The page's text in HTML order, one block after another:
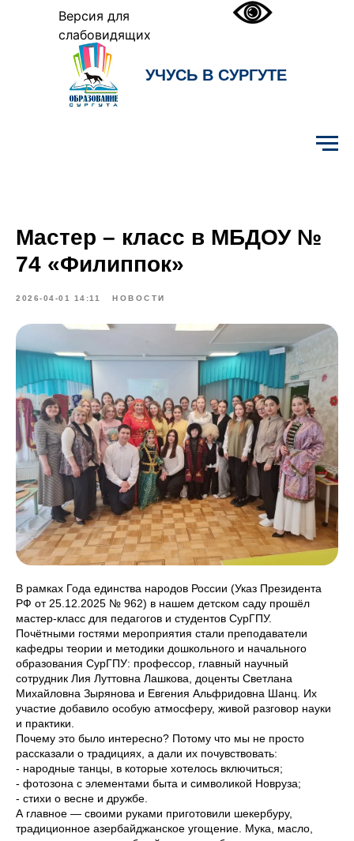
Версия для
слабовидящих
УЧУСЬ В СУРГУТЕ
Мастер – класс в МБДОУ №
74 «Филиппок»
2026-04-01 14:11 НОВОСТИ
В рамках Года единства народов России (Указ Президента
РФ от 25.12.2025 № 962) в нашем детском саду прошёл
мастер-класс для педагогов и студентов СурГПУ.
Почётными гостями мероприятия стали преподаватели
кафедры теории и методики дошкольного и начального
образования СурГПУ: профессор, главный научный
сотрудник Лия Луттовна Лашкова, доценты Светлана
Михайловна Зырянова и Евгения Альфридовна Шанц. Их
участие добавило особую атмосферу, живой разговор науки
и практики.
Почему это было интересно? Потому что мы не просто
рассказали о традициях, а дали их почувствовать:
- народные танцы, в которые хотелось включиться;
- фотозона с элементами быта и символикой Новруза;
- стихи о весне и дружбе.
А главное — своими руками приготовили шекербуру,
традиционное азербайджанское угощение. Мука, масло,